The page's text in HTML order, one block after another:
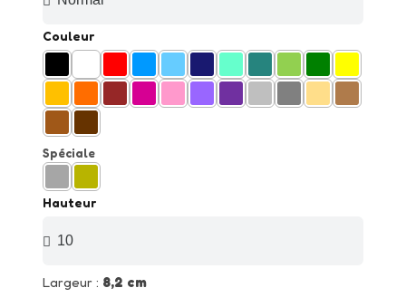
Couleur
Spéciale
Hauteur
Largeur : 8,2 cm